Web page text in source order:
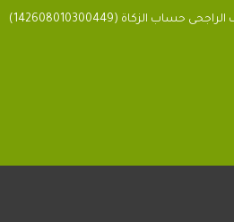
حساب الزكاة (142608010300449)